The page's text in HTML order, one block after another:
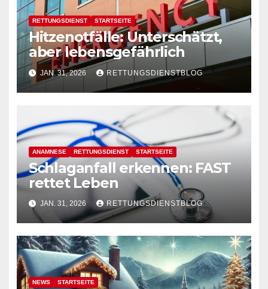
RETTUNGSDIENST STARTSEITE
Hitzenotfälle: Unterschätzt,
aber lebensgefährlich
JAN. 31, 2026 RETTUNGSDIENSTBLOG
ANAMNESE RETTUNGSDIENST STARTSEITE
Schlaganfall erkennen: FAST
rettet Leben
JAN. 31, 2026 RETTUNGSDIENSTBLOG
NEWS STARTSEITE